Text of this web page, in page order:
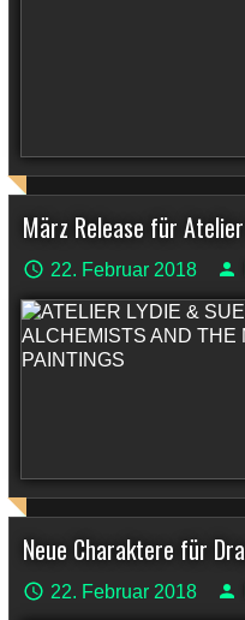
März Release für
22. Februar 2018
Neue Charaktere für
22. Februar 2018